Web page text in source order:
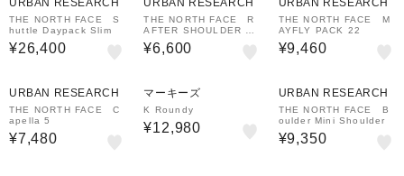
URBAN RESEARCH
THE NORTH FACE S
huttle Daypack Slim
¥26,400
URBAN RESEARCH
THE NORTH FACE R
AFTER SHOULDER P
OUCH S
¥6,600
URBAN RESEARCH
THE NORTH FACE M
AYFLY PACK 22
¥9,460
URBAN RESEARCH
THE NORTH FACE C
apella 5
¥7,480
マーキーズ
K Roundy
¥12,980
URBAN RESEARCH
THE NORTH FACE B
oulder Mini Shoulder
¥9,350